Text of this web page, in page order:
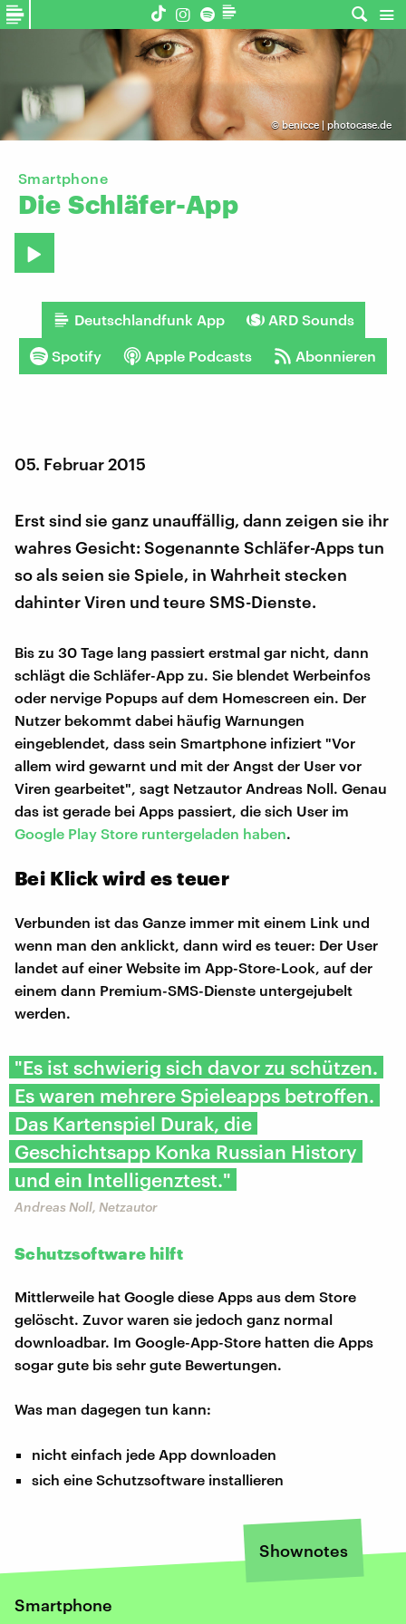
©benicce | photocase.de
Smartphone
Die Schläfer-App
Deutschlandfunk App ARD Sounds
Spotify Apple Podcasts Abonnieren
05. Februar 2015
Erst sind sie ganz unauffällig, dann zeigen sie ihr
wahres Gesicht: Sogenannte Schläfer-Apps tun
so als seien sie Spiele, in Wahrheit stecken
dahinter Viren und teure SMS-Dienste.
Bis zu 30 Tage lang passiert erstmal gar nicht, dann
schlägt die Schläfer-App zu. Sie blendet Werbeinfos
oder nervige Popups auf dem Homescreen ein. Der
Nutzer bekommt dabei häufig Warnungen
eingeblendet, dass sein Smartphone infiziert "Vor
allem wird gewarnt und mit der Angst der User vor
Viren gearbeitet", sagt Netzautor Andreas Noll. Genau
das ist gerade bei Apps passiert, die sich User im
Google Play Store runtergeladen haben.
Bei Klick wird es teuer
Verbunden ist das Ganze immer mit einem Link und
wenn man den anklickt, dann wird es teuer: Der User
landet auf einer Website im App-Store-Look, auf der
einem dann Premium-SMS-Dienste untergejubelt
werden.
"Es ist schwierig sich davor zu schützen.
Es waren mehrere Spieleapps betroffen.
Das Kartenspiel Durak, die
Geschichtsapp Konka Russian History
und ein Intelligenztest."
Andreas Noll, Netzautor
Schutzsoftware hilft
Mittlerweile hat Google diese Apps aus dem Store
gelöscht. Zuvor waren sie jedoch ganz normal
downloadbar. Im Google-App-Store hatten die Apps
sogar gute bis sehr gute Bewertungen.
Was man dagegen tun kann:
nicht einfach jede App downloaden
sich eine Schutzsoftware installieren
Shownotes
Smartphone